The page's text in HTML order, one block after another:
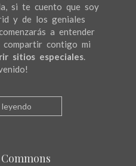
si te cuento que soy
y de los geniales
a entender
contigo mi
sitios especiales.